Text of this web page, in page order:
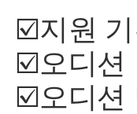
☑️지원
☑️오디션
☑️오디션